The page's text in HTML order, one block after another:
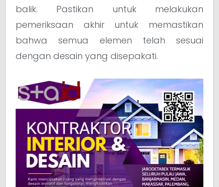
balik. Pastikan untuk melakukan
pemeriksaan akhir untuk memastikan
bahwa semua elemen telah sesuai
dengan desain yang disepakati.